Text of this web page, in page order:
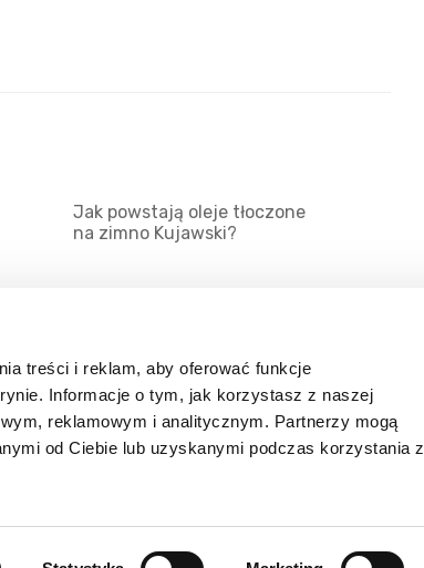
treści i reklam, aby oferować funkcje
Informacje o tym, jak korzystasz z naszej
reklamowym i analitycznym. Partnerzy mogą
od Ciebie lub uzyskanymi podczas korzystania z
Jak powstają oleje tłoczone
na zimno Kujawski?
Kategorie
Kontakt
Zaloguj się